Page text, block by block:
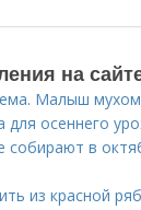
на
Малыш
для осеннего
собирают в
из красной